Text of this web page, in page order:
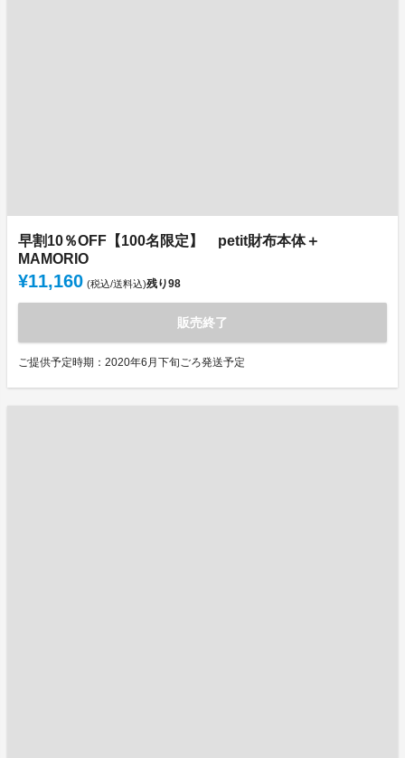
早割10％OFF【100名限定】 petit財布本体＋
MAMORIO
¥11,160 (税込/送料込)残り98
販売終了
ご提供予定時期：2020年6月下旬ごろ発送予定